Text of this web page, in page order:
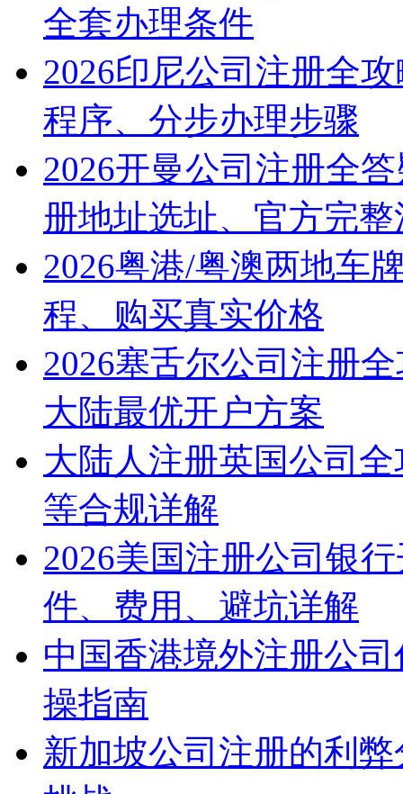
全套办理条件
2026印尼公司注册全
程序、分步办理步骤
2026开曼公司注册全
册地址选址、官方完
2026粤港/粤澳两地车
程、购买真实价格
2026塞舌尔公司注册
大陆最优开户方案
大陆人注册英国公司
等合规详解
2026美国注册公司银
件、费用、避坑详解
中国香港境外注册公
操指南
新加坡公司注册的利